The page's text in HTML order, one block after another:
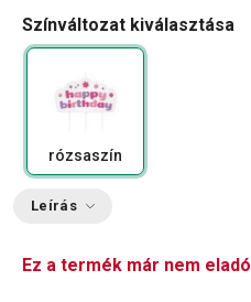
Színváltozat kiválasztása
rózsaszín
Leírás
Ez a termék már nem eladó